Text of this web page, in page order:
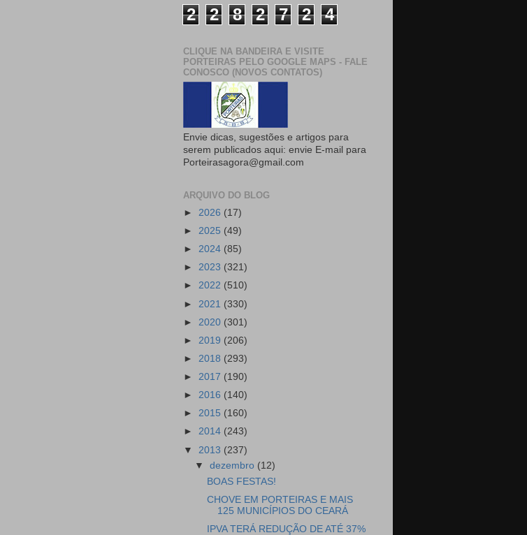
2 2 8 2 7 2 4
CLIQUE NA BANDEIRA E VISITE
PORTEIRAS PELO GOOGLE MAPS - FALE
CONOSCO (NOVOS CONTATOS)
Envie dicas, sugestões e artigos para
serem publicados aqui: envie E-mail para
Porteirasagora@gmail.com
ARQUIVO DO BLOG
► 2026 (17)
► 2025 (49)
► 2024 (85)
► 2023 (321)
► 2022 (510)
► 2021 (330)
► 2020 (301)
► 2019 (206)
► 2018 (293)
► 2017 (190)
► 2016 (140)
► 2015 (160)
► 2014 (243)
▼ 2013 (237)
▼dezembro (12)
BOAS FESTAS!
CHOVE EM PORTEIRAS E MAIS
125 MUNICÍPIOS DO CEARÁ
IPVA TERÁ REDUÇÃO DE ATÉ 37%